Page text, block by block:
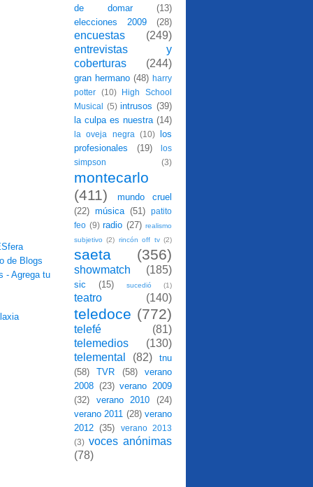
de domar
(13)
elecciones 2009
(28)
encuestas
(249)
entrevistas y
coberturas
(244)
gran hermano (48) harry
potter
(10)
High School
Musical (5) intrusos (39)
la culpa es nuestra (14)
la oveja negra (10)
los
profesionales
(19)
los
simpson
(3)
montecarlo
(411)
mundo cruel
(22) música (51)
patito
feo (9) radio (27) realismo
subjetivo (2) rincón off tv (2)
saeta (356)
showmatch (185)
sic (15) sucedió (1)
teatro (140)
teledoce (772)
telefé
(81)
telemedios
(130)
telemental
(82)
tnu
(58)
TVR (58)
verano
2008 (23) verano 2009
(32)
verano 2010
(24)
verano 2011 (28) verano
2012 (35)
verano 2013
(3) voces anónimas
(78)